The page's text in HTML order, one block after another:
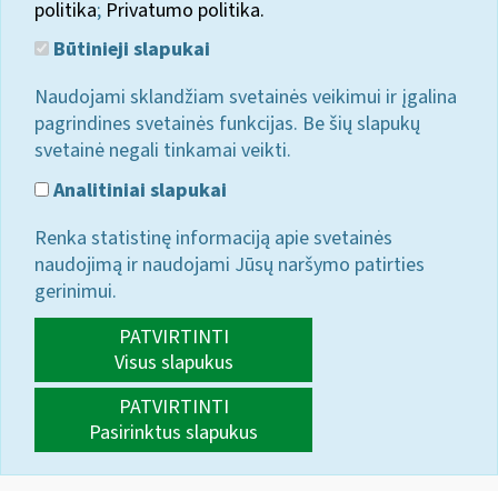
politika; Privatumo politika.
Būtinieji slapukai
Naudojami sklandžiam svetainės veikimui ir įgalina
pagrindines svetainės funkcijas. Be šių slapukų
svetainė negali tinkamai veikti.
Analitiniai slapukai
Renka statistinę informaciją apie svetainės
naudojimą ir naudojami Jūsų naršymo patirties
gerinimui.
PATVIRTINTI
Visus slapukus
PATVIRTINTI
Pasirinktus slapukus